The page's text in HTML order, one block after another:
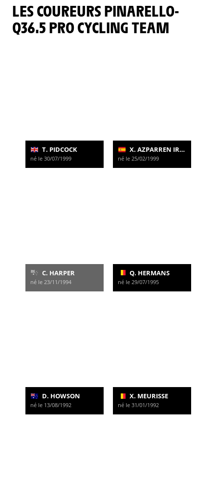
LES COUREURS PINARELLO-
Q36.5 PRO CYCLING TEAM
T. PIDCOCK
né le 30/07/1999
X. AZPARREN IRURZUN
né le 25/02/1999
C. HARPER
né le 23/11/1994
Q. HERMANS
né le 29/07/1995
D. HOWSON
né le 13/08/1992
X. MEURISSE
né le 31/01/1992